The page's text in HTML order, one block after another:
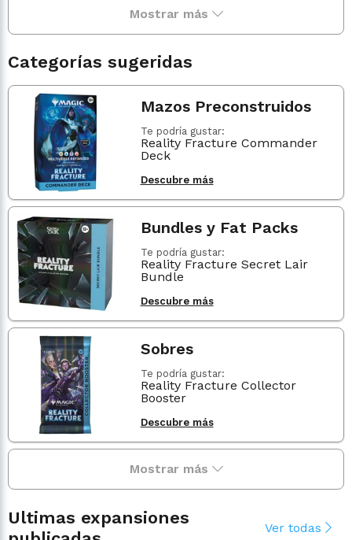
Mostrar más
Categorías sugeridas
Mazos Preconstruidos
Te podría gustar:
Reality Fracture Commander
Deck
Descubre más
Bundles y Fat Packs
Te podría gustar:
Reality Fracture Secret Lair
Bundle
Descubre más
Sobres
Te podría gustar:
Reality Fracture Collector
Booster
Descubre más
Mostrar más
Ultimas expansiones
Ver todas